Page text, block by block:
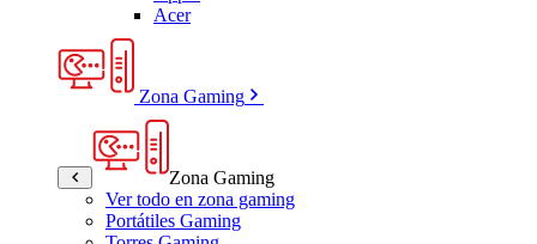
Acer
Zona Gaming
Zona Gaming
Ver todo en zona gaming
Portátiles Gaming